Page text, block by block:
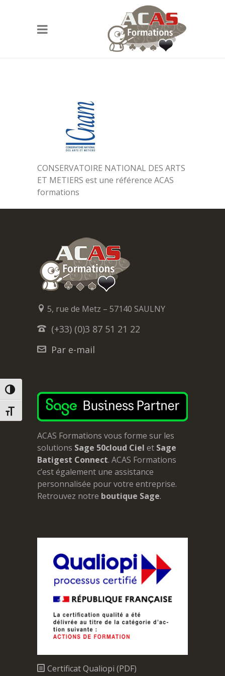
PASSER EN CONTRASTE ÉLEVÉ
CHANGER LA TAILLE DE LA POLICE
CONSERVATOIRE NATIONAL DES ARTS
ET METIERS est une référence ACAS
formations
5, rue de Metz – 57140 SAULNY
(+33) (0)3 87 51 21 22
Par e-mail
ACAS Formations vous forme sur les
solutions Sage 50cloud Ciel et Sage
Batigest Connect. ACAS Formations
c’est également une assistance
personnalisée pour votre entreprise.
Retrouvez notre boutique Sage.
Certificat Qualiopi (PDF)